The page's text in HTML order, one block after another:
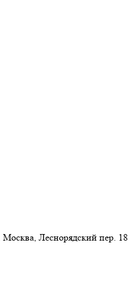
Москва, Леснорядский пер. 18